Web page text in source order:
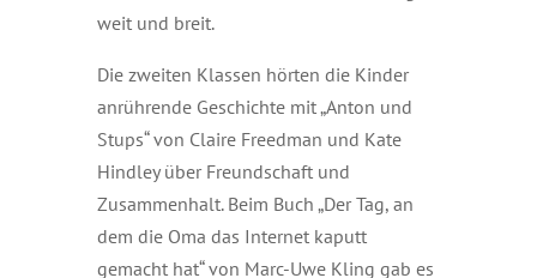
weit und breit.
Die zweiten Klassen hörten die Kinder
anrührende Geschichte mit „Anton und
Stups“ von Claire Freedman und Kate
Hindley über Freundschaft und
Zusammenhalt. Beim Buch „Der Tag, an
dem die Oma das Internet kaputt
gemacht hat“ von Marc-Uwe Kling gab es